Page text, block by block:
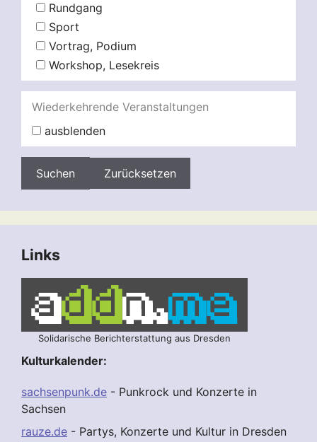
Rundgang
Sport
Vortrag, Podium
Workshop, Lesekreis
Wiederkehrende Veranstaltungen
ausblenden
Zurücksetzen
Links
Solidarische Berichterstattung aus Dresden
Kulturkalender:
sachsenpunk.de - Punkrock und Konzerte in
Sachsen
rauze.de - Partys, Konzerte und Kultur in Dresden